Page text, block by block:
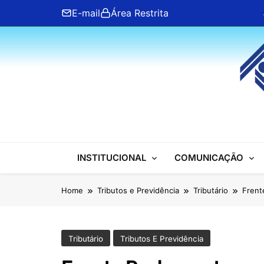
content
E-mail Área Restrita
ANFIP Nacional
INSTITUCIONAL COMUNICAÇÃO
Home Tributos e Previdência Tributário
Tributário Tributos E Previdência